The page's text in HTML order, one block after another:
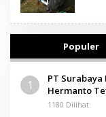
Populer
1
PT Surabaya
Hermanto
Pamolokan
1180 Dilihat